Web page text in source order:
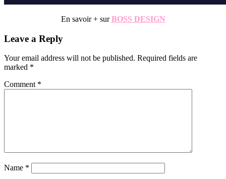
En savoir + surBOSS DESIGN
Reader
Leave a Reply
Your email address will not be published. Required fields are
marked *
Comment *
Name *